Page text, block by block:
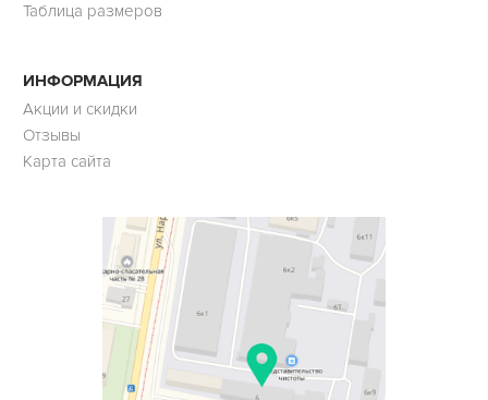
Таблица размеров
ИНФОРМАЦИЯ
Акции и скидки
Отзывы
Карта сайта